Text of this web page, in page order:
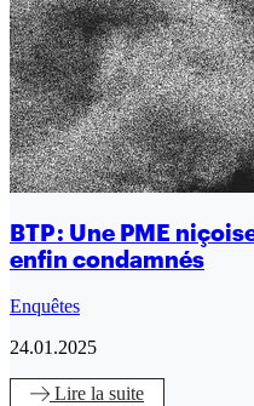
BTP : Une PME
enfin condamnés
Enquêtes
24.01.2025
Lire la suite